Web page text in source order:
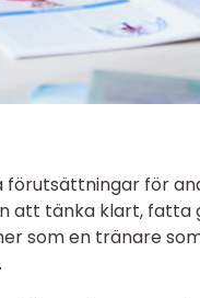
förutsättningar för
att tänka klart, fatta
som en tränare